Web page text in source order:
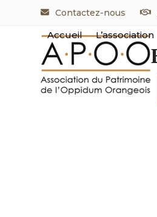
Contactez-nous
Accueil
L’association